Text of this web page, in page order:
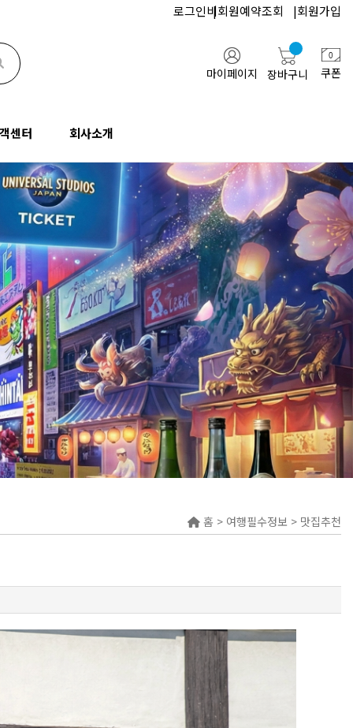
업/단체문의
기업/단체문의
통역문의
박람회문의
고객센터
공지사항
FAQ
질문과 답변
여행약관
회사소개
인사말
오시는길
협력업체
블로그
검색하기
로그인비회원예약조회 |회원가입
마이페이지 장바구니 쿠폰
센터
지사항
FAQ
과 답변
약관
회사소개
인사말
오시는길
협력업체
블로그
유튜브
홈 > 여행필수정보 > 맛집추천